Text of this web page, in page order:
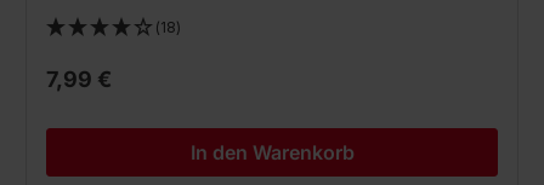
(18)
7,99 €
In den Warenkorb